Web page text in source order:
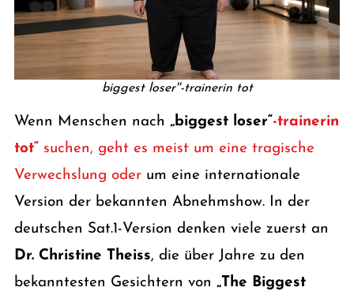
biggest loser''-trainerin tot
Wenn Menschen nach „biggest loser“-trainerin
tot“ suchen, geht es meist um eine tragische
Verwechslung oder um eine internationale
Version der bekannten Abnehmshow. In der
deutschen Sat.1-Version denken viele zuerst an
Dr. Christine Theiss, die über Jahre zu den
bekanntesten Gesichtern von „The Biggest